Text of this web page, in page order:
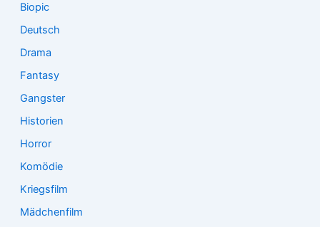
Biopic
Deutsch
Drama
Fantasy
Gangster
Historien
Horror
Komödie
Kriegsfilm
Mädchenfilm